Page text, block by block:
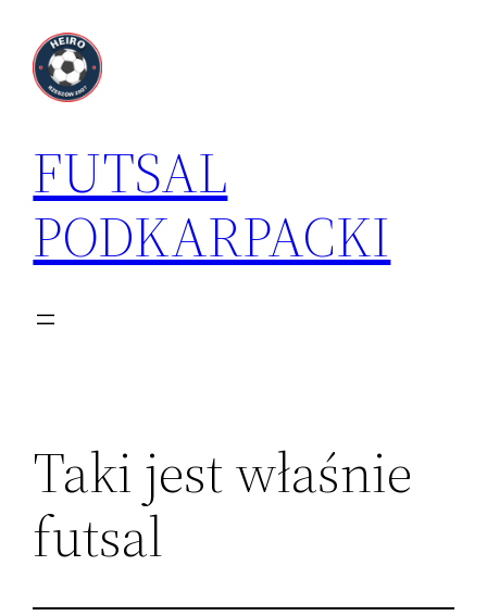
treści
FUTSAL
PODKARPACKI
Taki jest właśnie
futsal